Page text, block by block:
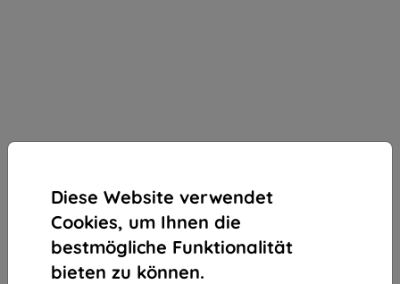
Diese Website verwendet
Cookies, um Ihnen die
bestmögliche Funktionalität
bieten zu können.